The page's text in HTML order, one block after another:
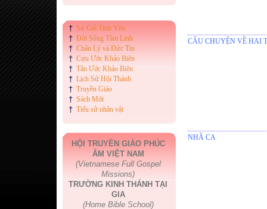
† Sứ Giả Tình Yêu
† Đời Sống Tâm Linh
† Chân Lý và Đức Tin
† Cựu Ước Khảo Biên
† Tân Ước Khảo Biên
† Lịch Sử Hội Thánh
† Truyền Giáo
† Sách Mới
† Tiểu sử nhân vật
HỘI TRUYỀN GIÁO PHÚC
ÂM VIỆT NAM
(Vietnamese Full Gospel
Missions)
TRƯỜNG KINH THÁNH TẠI
GIA
(Home Bible School)
CÂU CHUYỆN VỀ HAI
NHÃ CA